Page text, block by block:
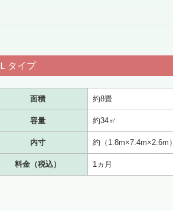
Ｌタイプ
面積 約8畳
容量 約34㎥
内寸 約（1.8m×7.4m×2.6m）
料金（税込） 1ヵ月